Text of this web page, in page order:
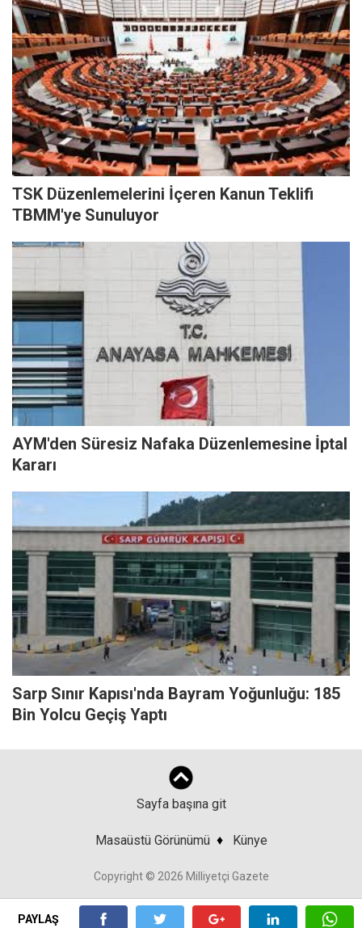
PAYLAŞ
TSK Düzenlemelerini İçeren Kanun Teklifi
TBMM'ye Sunuluyor
AYM'den Süresiz Nafaka Düzenlemesine İptal
Kararı
Sarp Sınır Kapısı'nda Bayram Yoğunluğu: 185
Bin Yolcu Geçiş Yaptı
Sayfa başına git
Masaüstü Görünümü ♦ Künye
Copyright © 2026 Milliyetçi Gazete